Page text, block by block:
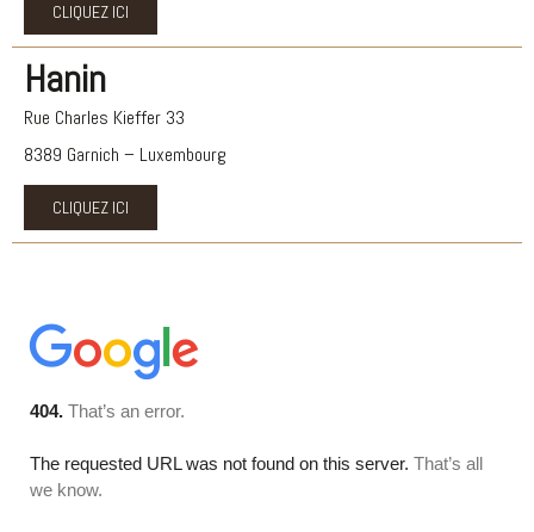
CLIQUEZ ICI
Hanin
Rue Charles Kieffer 33
8389 Garnich – Luxembourg
CLIQUEZ ICI